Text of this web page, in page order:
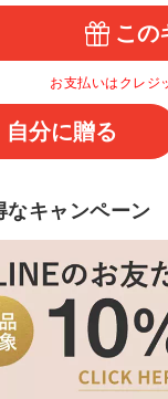
この
お支払いはクレジ
自分に贈る
なキャンペーン